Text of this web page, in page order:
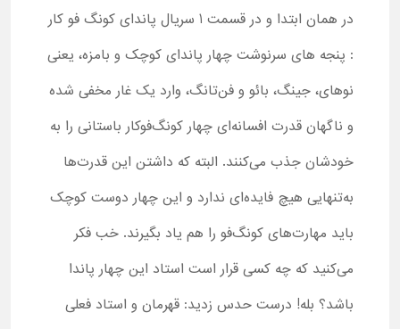
در همان ابتدا و در قسمت 1 سریال پاندای کونگ فو کار
: پنجه های سرنوشت چهار پاندای کوچک و بامزه، یعنی
نوهای، جینگ، بائو و فن‌تانگ، وارد یک غار مخفی شده
و ناگهان قدرت افسانه‌ای چهار کونگ‌فوکار باستانی را به
خودشان جذب می‌کنند. البته که داشتن این قدرت‌ها
به‌تنهایی هیچ فایده‌ای ندارد و این چهار دوست کوچک
باید مهارت‌های کونگ‌فو را هم یاد بگیرند. خب فکر
می‌کنید که چه کسی قرار است استاد این چهار پاندا
باشد؟ بله! درست حدس زدید: قهرمان و استاد فعلی